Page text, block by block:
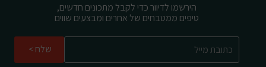
הירשמו לדיוור כדי לקבל מתכונים חדשים,
טיפים ממטבחים של אחרים ומבצעים שווים
שלח